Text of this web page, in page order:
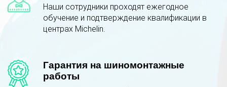
Наши сотрудники проходят ежегодное
обучение и подтверждение квалификации в
центрах Michelin.
Гарантия на шиномонтажные
работы